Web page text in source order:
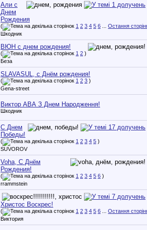
Али с
Днем
Рождения
( 1 2 3 4 5 6
Остання
Шкодник
ВЮН с днем рождения!
( 1 2 )
Беза
SLAVASUL, с Днём рождения!
( 1 2 3 )
Gena-street
Виктор АВА З Днем Народження!
Шкодник
С Днем
Победы!
( 1 2 3 4 5 )
SUVOROV
Voha, С Днём
Рождения!
( 1 2 3 4 5 6 )
rrammstein
Христос Воскрес!
( 1 2 3 4 5 6
Остання
Виктория